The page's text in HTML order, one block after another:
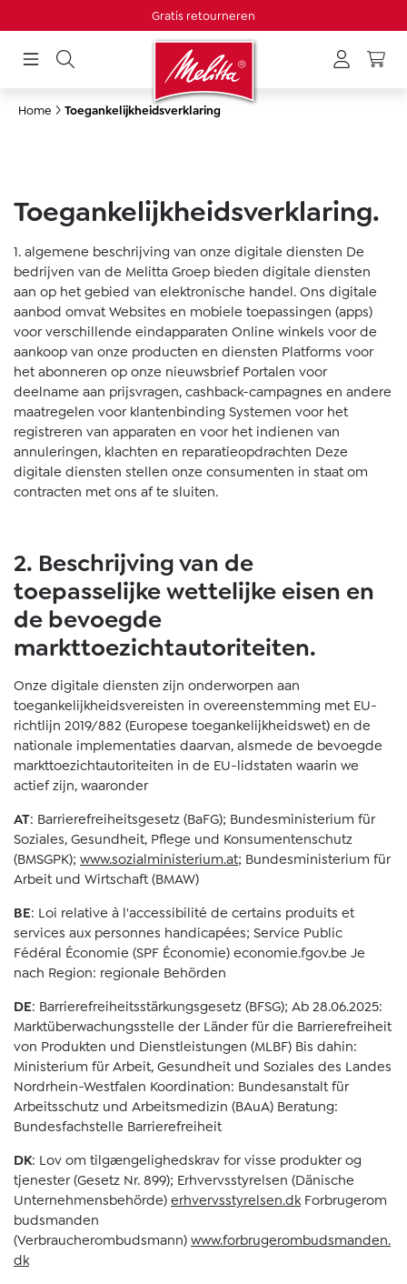
Gratis retourneren
Home Toegankelijkheidsverklaring
Toegankelijkheidsverklaring.
1. algemene beschrijving van onze digitale diensten De
bedrijven van de Melitta Groep bieden digitale diensten
aan op het gebied van elektronische handel. Ons digitale
aanbod omvat Websites en mobiele toepassingen (apps)
voor verschillende eindapparaten Online winkels voor de
aankoop van onze producten en diensten Platforms voor
het abonneren op onze nieuwsbrief Portalen voor
deelname aan prijsvragen, cashback-campagnes en andere
maatregelen voor klantenbinding Systemen voor het
registreren van apparaten en voor het indienen van
annuleringen, klachten en reparatieopdrachten Deze
digitale diensten stellen onze consumenten in staat om
contracten met ons af te sluiten.
2. Beschrijving van de
toepasselijke wettelijke eisen en
de bevoegde
markttoezichtautoriteiten.
Onze digitale diensten zijn onderworpen aan
toegankelijkheidsvereisten in overeenstemming met EU-
richtlijn 2019/882 (Europese toegankelijkheidswet) en de
nationale implementaties daarvan, alsmede de bevoegde
markttoezichtautoriteiten in de EU-lidstaten waarin we
actief zijn, waaronder
AT: Barrierefreiheitsgesetz (BaFG); Bundesministerium für
Soziales, Gesundheit, Pflege und Konsumentenschutz
(BMSGPK); www.sozialministerium.at; Bundesministerium für
Arbeit und Wirtschaft (BMAW)
BE: Loi relative à l'accessibilité de certains produits et
services aux personnes handicapées; Service Public
Fédéral Économie (SPF Économie) economie.fgov.be Je
nach Region: regionale Behörden
DE: Barrierefreiheitsstärkungsgesetz (BFSG); Ab 28.06.2025:
Marktüberwachungsstelle der Länder für die Barrierefreiheit
von Produkten und Dienstleistungen (MLBF) Bis dahin:
Ministerium für Arbeit, Gesundheit und Soziales des Landes
Nordrhein-Westfalen Koordination: Bundesanstalt für
Arbeitsschutz und Arbeitsmedizin (BAuA) Beratung:
Bundesfachstelle Barrierefreiheit
DK: Lov om tilgængelighedskrav for visse produkter og
tjenester (Gesetz Nr. 899); Erhvervsstyrelsen (Dänische
Unternehmensbehörde) erhvervsstyrelsen.dkForbrugerom
budsmanden
(Verbraucherombudsmann) www.forbrugerombudsmanden.
dk